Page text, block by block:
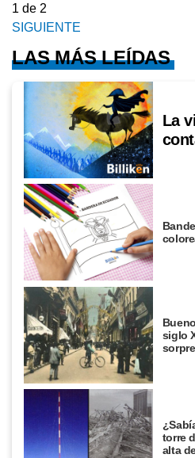
1 de 2
SIGUIENTE
LAS MÁS LEÍDAS
La
siglo
torre
alta